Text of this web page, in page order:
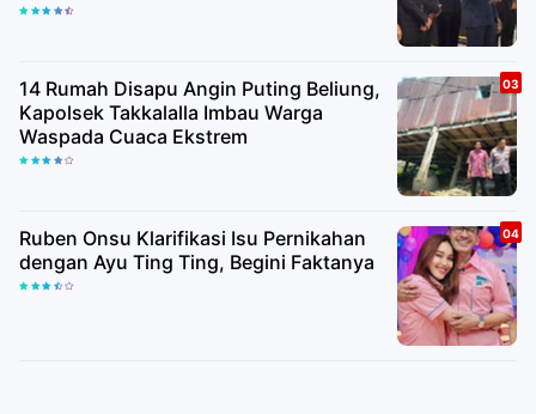
14 Rumah Disapu Angin Puting Beliung,
Kapolsek Takkalalla Imbau Warga
Waspada Cuaca Ekstrem
Ruben Onsu Klarifikasi Isu Pernikahan
dengan Ayu Ting Ting, Begini Faktanya